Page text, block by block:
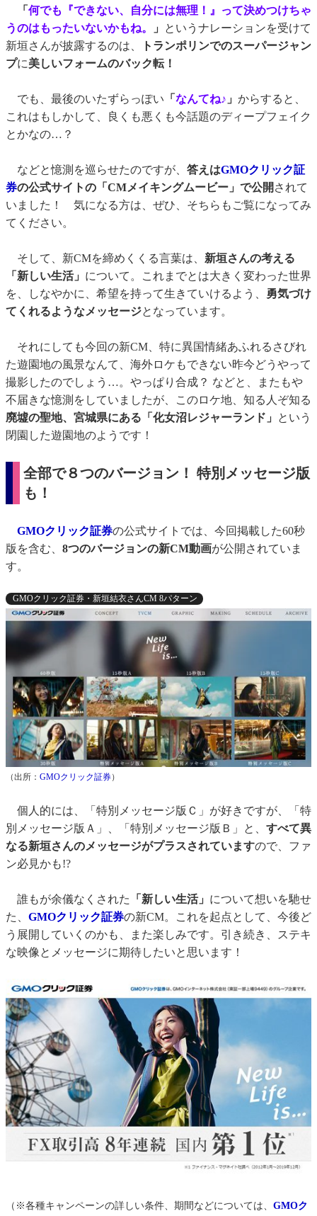
「 何でも『できない、自分には無理！』って決めつけちゃ
うのはもったいないかもね。
」
というナレーションを受けて
新垣さんが披露するのは、
トランポリンでのスーパージャン
プに美しいフォームのバック転！
でも、最後のいたずらっぽい 「 なんてね♪ 」 からすると、
これはもしかして、良くも悪くも今話題のディープフェイク
とかなの…？
などと憶測を巡らせたのですが、 答えはGMOクリック証
券の公式サイトの「CMメイキングムービー」で公開 されて
いました！ 気になる方は、ぜひ、そちらもご覧になってみ
てください。
そして、新CMを締めくくる言葉は、 新垣さんの考える
「新しい生活」 について。これまでとは大きく変わった世界
を、しなやかに、希望を持って生きていけるよう、
勇気づけ
てくれるようなメッセージとなっています。
それにしても今回の新CM、特に異国情緒あふれるさびれ
た遊園地の風景なんて、海外ロケもできない昨今どうやって
撮影したのでしょう…。やっぱり合成？ などと、またもや
不届きな憶測をしていましたが、このロケ地、知る人ぞ知る
廃墟の聖地、宮城県にある「化女沼レジャーランド」
という
閉園した遊園地のようです！
全部で８つのバージョン！ 特別メッセージ版
も！
GMOクリック証券の公式サイトでは、今回掲載した60秒
版を含む、 8つのバージョンの新CM動画が公開されていま
す。
GMOクリック証券・新垣結衣さんCM 8パターン
（出所： GMOクリック証券）
個人的には、「特別メッセージ版Ｃ」が好きですが、「特
別メッセージ版Ａ」、「特別メッセージ版Ｂ」と、 すべて異
なる新垣さんのメッセージがプラスされていますので、ファ
ン必見かも!?
誰もが余儀なくされた 「新しい生活」 について想いを馳せ
た、 GMOクリック証券の新CM。これを起点として、今後ど
う展開していくのかも、また楽しみです。引き続き、ステキ
な映像とメッセージに期待したいと思います！
（※各種キャンペーンの詳しい条件、期間などについては、 GMOク